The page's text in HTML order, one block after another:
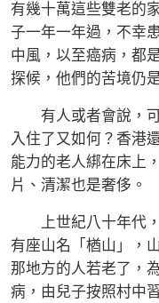
有幾十萬這些雙老的
子一年一年過，不幸
中風，以至癌病，都
探候，他們的苦境仍
有人或者會說，可
入住了又如何？香港
能力的老人綁在床上
片、清潔也是奢侈。
上世紀八十年代，
有座山名「楢山」，
那地方的人若老了，
病，由兒子按照村中